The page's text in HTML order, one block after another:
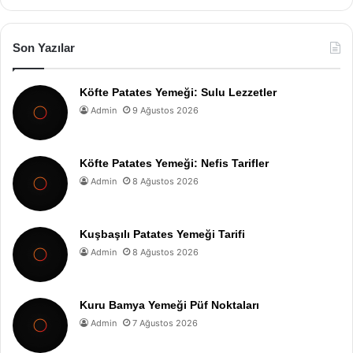
Son Yazılar
Köfte Patates Yemeği: Sulu Lezzetler
Admin 9 Ağustos 2026
Köfte Patates Yemeği: Nefis Tarifler
Admin 8 Ağustos 2026
Kuşbaşılı Patates Yemeği Tarifi
Admin 8 Ağustos 2026
Kuru Bamya Yemeği Püf Noktaları
Admin 7 Ağustos 2026